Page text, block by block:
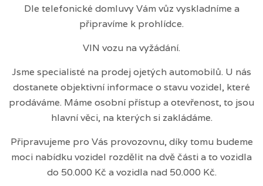
Dle telefonické domluvy Vám vůz vyskladníme a
připravíme k prohlídce.
VIN vozu na vyžádání.
Jsme specialisté na prodej ojetých automobilů. U nás
dostanete objektivní informace o stavu vozidel, které
prodáváme. Máme osobní přístup a otevřenost, to jsou
hlavní věci, na kterých si zakládáme.
Připravujeme pro Vás provozovnu, díky tomu budeme
moci nabídku vozidel rozdělit na dvě části a to vozidla
do 50.000 Kč a vozidla nad 50.000 Kč.